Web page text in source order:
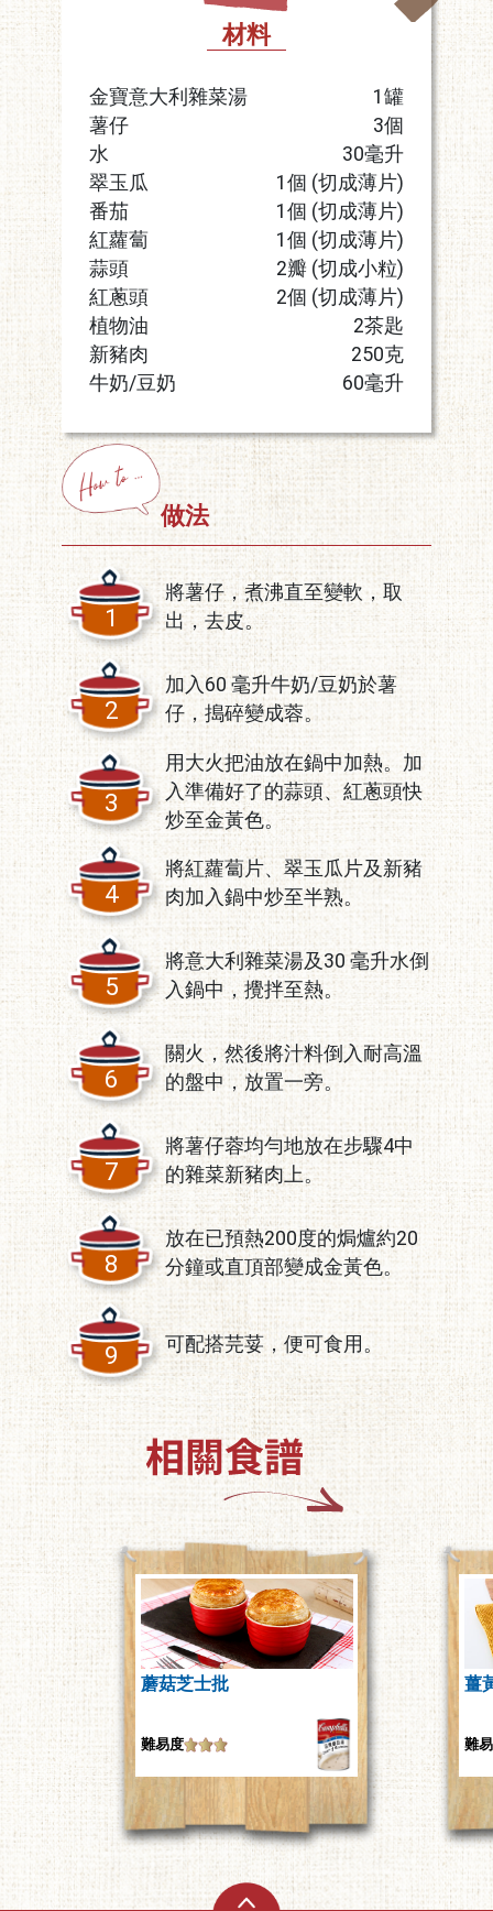
材料
金寶意大利雜菜湯
1罐
薯仔
3個
水
30毫升
翠玉瓜
1個 (切成薄片)
番茄
1個 (切成薄片)
紅蘿蔔
1個 (切成薄片)
蒜頭
2瓣 (切成小粒)
紅蔥頭
2個 (切成薄片)
植物油
2茶匙
新豬肉
250克
牛奶/豆奶
60毫升
做法
1
將薯仔，煮沸直至變軟，取
出，去皮。
2
加入60 毫升牛奶/豆奶於薯
仔，搗碎變成蓉。
3
用大火把油放在鍋中加熱。加
入準備好了的蒜頭、紅蔥頭快
炒至金黃色。
4
將紅蘿蔔片、翠玉瓜片及新豬
肉加入鍋中炒至半熟。
5
將意大利雜菜湯及30 毫升水倒
入鍋中，攪拌至熱。
6
關火，然後將汁料倒入耐高溫
的盤中，放置一旁。
7
將薯仔蓉均勻地放在步驟4中
的雜菜新豬肉上。
8
放在已預熱200度的焗爐約20
分鐘或直頂部變成金黃色。
9 可配搭芫荽，便可食用。
蘑菇芝士批
難易度
薑
難